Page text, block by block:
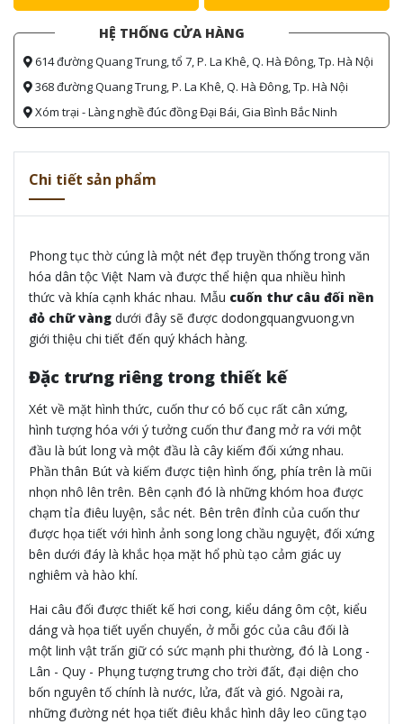
HỆ THỐNG CỬA HÀNG
614 đường Quang Trung, tổ 7, P. La Khê, Q. Hà Đông, Tp. Hà Nội
368 đường Quang Trung, P. La Khê, Q. Hà Đông, Tp. Hà Nội
Xóm trại - Làng nghề đúc đồng Đại Bái, Gia Bình Bắc Ninh
Chi tiết sản phẩm
Phong tục thờ cúng là một nét đẹp truyền thống trong văn
hóa dân tộc Việt Nam và được thể hiện qua nhiều hình
thức và khía cạnh khác nhau. Mẫu cuốn thư câu đối nền
đỏ chữ vàng dưới đây sẽ được dodongquangvuong.vn
giới thiệu chi tiết đến quý khách hàng.
Đặc trưng riêng trong thiết kế
Xét về mặt hình thức, cuốn thư có bố cục rất cân xứng,
hình tượng hóa với ý tưởng cuốn thư đang mở ra với một
đầu là bút long và một đầu là cây kiếm đối xứng nhau.
Phần thân Bút và kiếm được tiện hình ống, phía trên là mũi
nhọn nhô lên trên. Bên cạnh đó là những khóm hoa được
chạm tỉa điêu luyện, sắc nét. Bên trên đỉnh của cuốn thư
được họa tiết với hình ảnh song long chầu nguyệt, đối xứng
bên dưới đáy là khắc họa mặt hổ phù tạo cảm giác uy
nghiêm và hào khí.
Hai câu đối được thiết kế hơi cong, kiểu dáng ôm cột, kiểu
dáng và họa tiết uyển chuyển, ở mỗi góc của câu đối là
một linh vật trấn giữ có sức mạnh phi thường, đó là Long -
Lân - Quy - Phụng tượng trưng cho trời đất, đại diện cho
bốn nguyên tố chính là nước, lửa, đất và gió. Ngoài ra,
những đường nét họa tiết điêu khắc hình dây leo cũng tạo